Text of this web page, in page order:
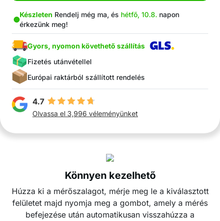
Készleten Rendelj még ma, és hétfő, 10.8. napon
érkezünk meg!
Gyors, nyomon követhető szállítás
Fizetés utánvétellel
Európai raktárból szállított rendelés
4.7
Olvassa el 3,996 véleményünket
Könnyen kezelhető
Húzza ki a mérőszalagot, mérje meg le a kiválasztott
felületet majd nyomja meg a gombot, amely a mérés
befejezése után automatikusan visszahúzza a